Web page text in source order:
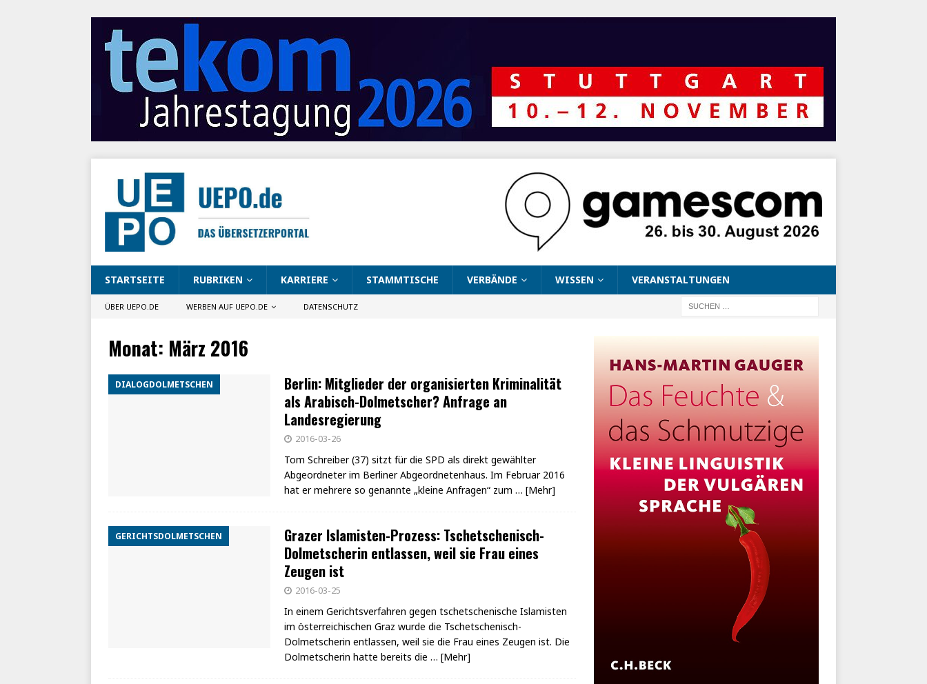
STARTSEITE RUBRIKEN KARRIERE STAMMTISCHE VERBÄNDE WISSEN VERANSTALTUNGEN
ÜBER UEPO.DE WERBEN AUF UEPO.DE DATENSCHUTZ
Monat: März 2016
DIALOGDOLMETSCHEN
Berlin: Mitglieder der organisierten Kriminalität
als Arabisch-Dolmetscher? Anfrage an
Landesregierung
2016-03-26
Tom Schreiber (37) sitzt für die SPD als direkt gewählter
Abgeordneter im Berliner Abgeordnetenhaus. Im Februar 2016
hat er mehrere so genannte „kleine Anfragen“ zum … [Mehr]
GERICHTSDOLMETSCHEN
Grazer Islamisten-Prozess: Tschetschenisch-
Dolmetscherin entlassen, weil sie Frau eines
Zeugen ist
2016-03-25
In einem Gerichtsverfahren gegen tschetschenische Islamisten
im österreichischen Graz wurde die Tschetschenisch-
Dolmetscherin entlassen, weil sie die Frau eines Zeugen ist. Die
Dolmetscherin hatte bereits die … [Mehr]